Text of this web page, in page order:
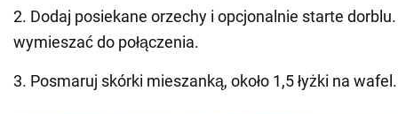
2. Dodaj posiekane orzechy i opcjonalnie starte
wymieszać do połączenia.
3. Posmaruj skórki mieszanką, około 1,5 łyżki na wafel.